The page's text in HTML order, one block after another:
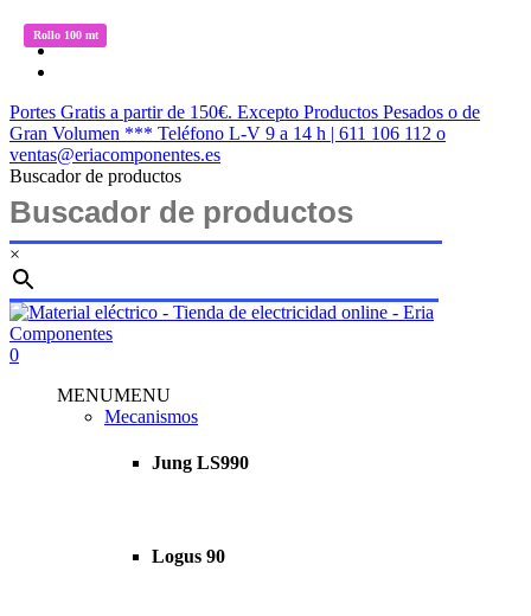
Saltar
contenido
twitter
facebook
Portes Gratis a partir de 150€. Excepto Productos Pesados o de
Gran Volumen *** Teléfono L-V 9 a 14 h | 611 106 112 o
ventas@eriacomponentes.es
Buscador de productos
×
Cerrar
búsqueda
buscar
account
0
MENUMENU
Mecanismos
Jung LS990
Logus 90
Rollo 100 mt
Rollo 100 mt
Rollo 100 mt
Rollo 100 mt
Rollo 100 mt
Rollo 100 mt